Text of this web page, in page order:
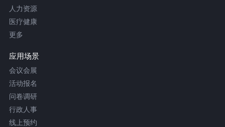
人力资源
医疗健康
更多
应用场景
会议会展
活动报名
问卷调研
行政人事
线上预约